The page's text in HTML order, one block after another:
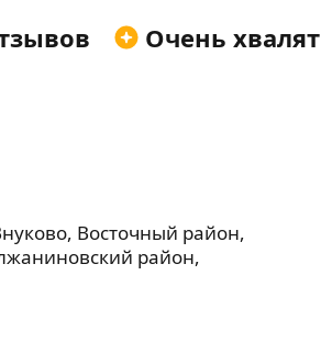
Очень хвалят
Восточный район,
район,